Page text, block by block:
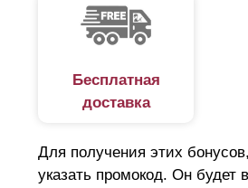
Бесплатная
доставка
Для получения этих
указать промокод. Он будет